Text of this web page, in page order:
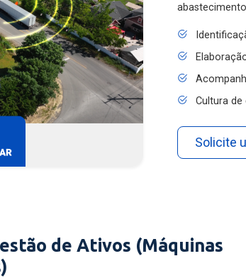
Cultura
Solicite
de Ativos (Máquinas